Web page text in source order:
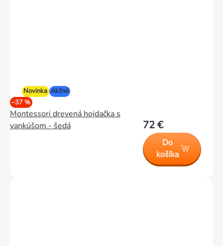
Novinka Akčné
–37 %
Montessori drevená hojdačka s
vankúšom - šedá
72 €
Do
košíka